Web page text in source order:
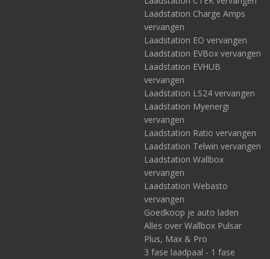
Laadstation Charge Amps
vervangen
Laadstation EO vervangen
Laadstation EVBox vervangen
Laadstation EVHUB
vervangen
Laadstation LS24 vervangen
Laadstation Myenergi
vervangen
Laadstation Ratio vervangen
Laadstation Telwin vervangen
Laadstation Wallbox
vervangen
Laadstation Webasto
vervangen
Goedkoop je auto laden
Alles over Wallbox Pulsar
Plus, Max & Pro
3 fase laadpaal - 1 fase